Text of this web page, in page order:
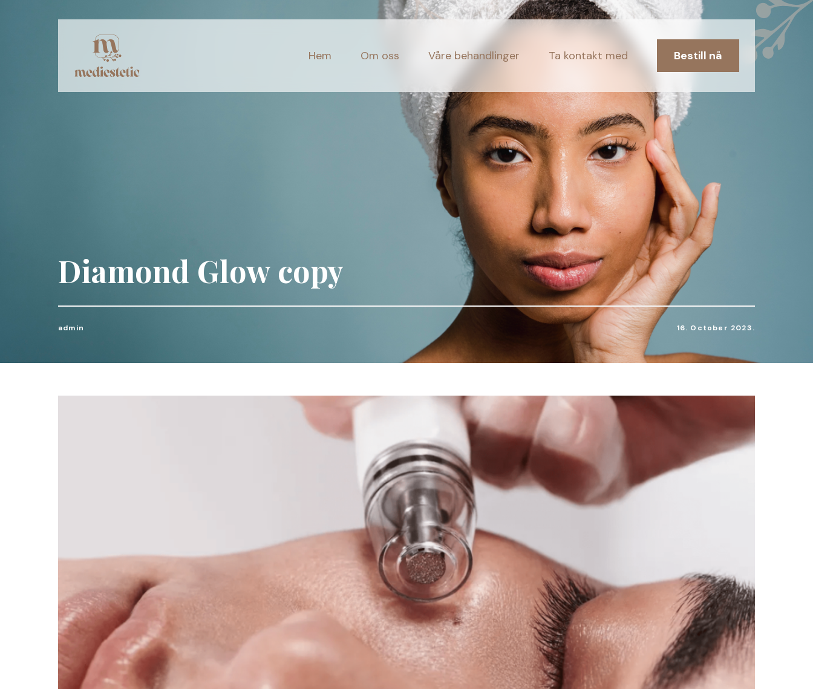
Hem Om oss Våre behandlinger Ta kontakt med Bestill nå
Diamond Glow copy
admin 16. October 2023.